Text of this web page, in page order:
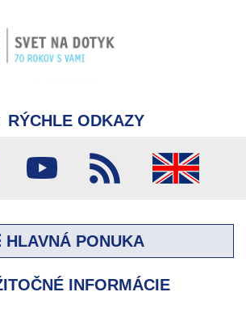
RÝCHLE ODKAZY
PONUKA
INFORMÁCIE